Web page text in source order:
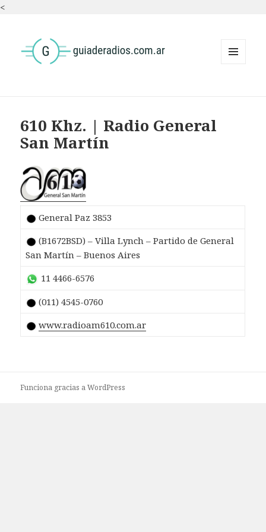
<
610 Khz. | Radio General
San Martín
General Paz 3853
(B1672BSD) – Villa Lynch – Partido de General
San Martín – Buenos Aires
11 4466-6576
(011) 4545-0760
www.radioam610.com.ar
Funciona gracias a WordPress